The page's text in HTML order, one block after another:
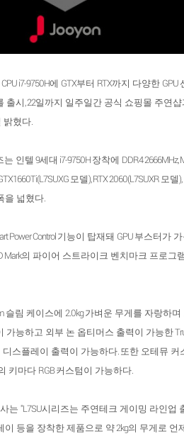
CPU i7-9750H에 GTX부터 RTX까지 다양한 GPU
출시, 22일까지 일주일간 공식 쇼핑몰 주연
밝혔다.
는 인텔 9세대 i7-9750H 장착에 DDR4 2666MHz,
모델), RTX 2060(L7SUXR 모델
을 넓혔다.
Power Control기능이 탑재돼 GPU 부스터가
Mark의 파이어 스트라이크 벤치마크 프로그
슬림 케이스에 2.0kg가벼운 무게를 자랑하
가능하고 외부 논 옵티머스 출력이 가능한
디스플레이 출력이 가능하다. 또한 오테뮤 커
키마다 RGB커스텀이 가능하다.
는 "L7SU시리즈는 주연테크 게이밍 라인업
이 등을 장착한 제품으로 약2kg의 무게로 언